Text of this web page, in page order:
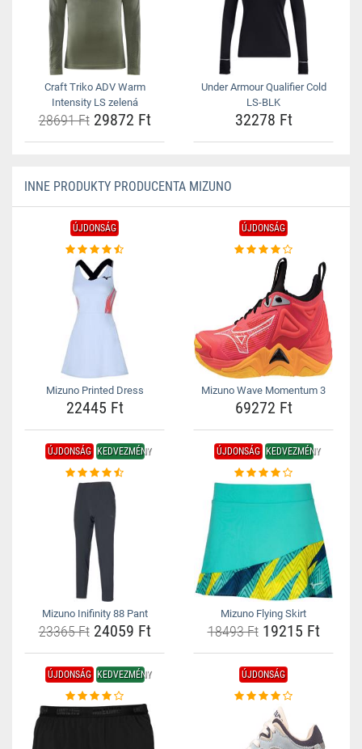
Craft Triko ADV Warm
Intensity LS zelená
28691 Ft29872 Ft
Under Armour Qualifier Cold
LS-BLK
32278 Ft
INNE PRODUKTY PRODUCENTA MIZUNO
ÚJDONSÁG
Mizuno Printed Dress
22445 Ft
ÚJDONSÁG
Mizuno Wave Momentum 3
69272 Ft
ÚJDONSÁG KEDVEZMÉNY
Mizuno Inifinity 88 Pant
23365 Ft24059 Ft
ÚJDONSÁG KEDVEZMÉNY
Mizuno Flying Skirt
18493 Ft19215 Ft
ÚJDONSÁG KEDVEZMÉNY ÚJDONSÁG